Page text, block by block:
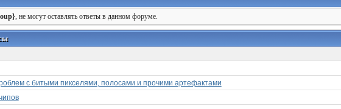
, не могут оставлять ответы в данном форуме.
с битыми пикселями, полосами и прочими артефактами